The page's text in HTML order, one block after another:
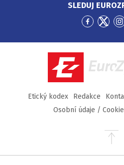
SLEDUJ
Přejít
Facebook
Přejít
Etický kodex Redakce
Osobní údaje /
Přejít